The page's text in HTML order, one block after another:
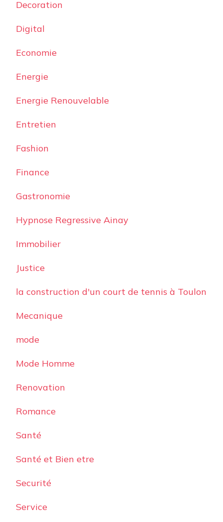
Decoration
Digital
Economie
Energie
Energie Renouvelable
Entretien
Fashion
Finance
Gastronomie
Hypnose Regressive Ainay
Immobilier
Justice
la construction d'un court de tennis à Toulon
Mecanique
mode
Mode Homme
Renovation
Romance
Santé
Santé et Bien etre
Securité
Service